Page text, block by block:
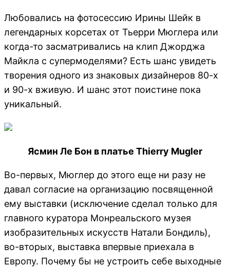
Любовались на фотосессию Ирины Шейк в
легендарных корсетах от Тьерри Мюглера или
когда-то засматривались на клип Джорджа
Майкла с супермоделями? Есть шанс увидеть
творения одного из знаковых дизайнеров 80-х
и 90-х вживую. И шанс этот поистине пока
уникальный.
Ясмин Ле Бон в платье Thierry Mugler
Во-первых, Мюглер до этого еще ни разу не
давал согласие на организацию посвященной
ему выставки (исключение сделал только для
главного куратора Монреальского музея
изобразительных искусств Натали Бондиль),
во-вторых, выставка впервые приехала в
Европу. Почему бы не устроить себе выходные